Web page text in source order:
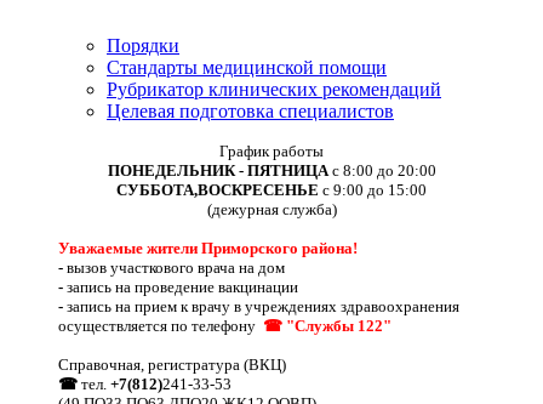
Порядки
Стандарты медицинской помощи
Рубрикатор клинических рекомендаций
Целевая подготовка специалистов
График работы
ПОНЕДЕЛЬНИК - ПЯТНИЦА с 8:00 до 20:00
СУББОТА,ВОСКРЕСЕНЬЕ с 9:00 до 15:00
(дежурная служба)
Уважаемые жители Приморского района!
- вызов участкового врача на дом
- запись на проведение вакцинации
- запись на прием к врачу в учреждениях здравоохранения
осуществляется по телефону ☎ "Службы 122"
Справочная, регистратура (ВКЦ)
☎ тел. +7(812)241-33-53